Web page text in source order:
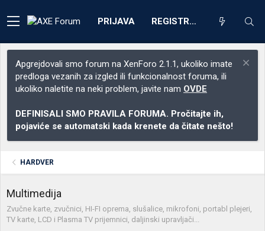
PRIJAVA REGISTRACIJA
Apgrejdovali smo forum na XenForo 2.1.1, ukoliko imate
predloga vezanih za izgled ili funkcionalnost foruma, ili
ukoliko naletite na neki problem, javite nam OVDE
DEFINISALI SMO PRAVILA FORUMA. Pročitajte ih,
pojaviće se automatski kada krenete da čitate nešto!
HARDVER
Multimedija
Zvučne karte, zvučnici, HI-FI oprema, slušalice, mikrofoni, portabl plejeri,
TV karte, LCD i Plasma TV prijemnici, daljinski upravljači...